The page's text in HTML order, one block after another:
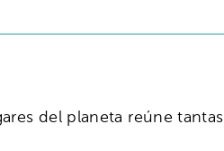
del planeta reúne tantas